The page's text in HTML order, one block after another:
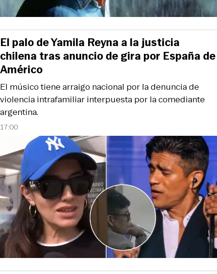
17:00
El músico tiene arraigo nacional por la denuncia de
violencia intrafamiliar interpuesta por la comediante
argentina.
El palo de Yamila Reyna a la justicia
chilena tras anuncio de gira por España de
Américo